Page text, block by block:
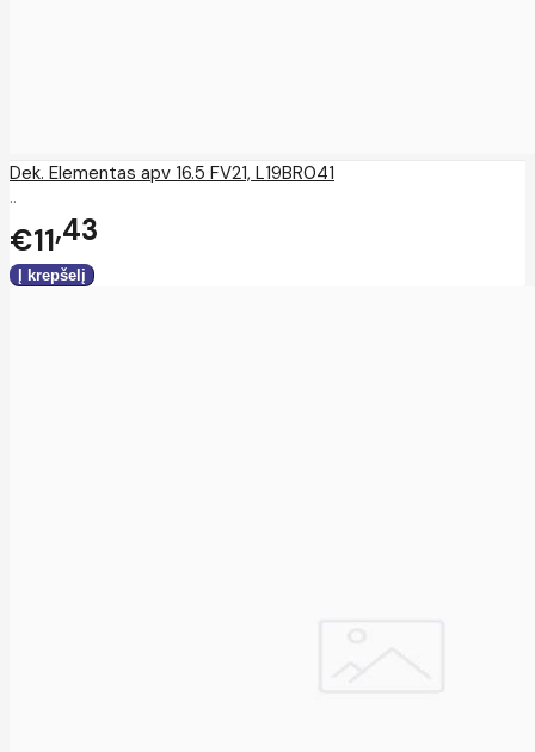
Dek. Elementas apv 16.5 FV21, L19BR041
..
€11 43